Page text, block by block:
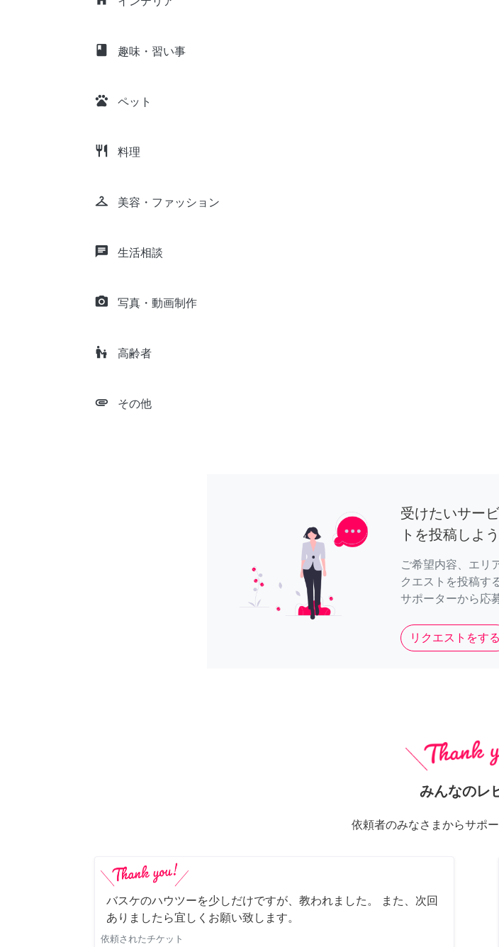
class 趣味・習い事
pets ペット
restaurant 料理
checkroom 美容・ファッション
chat 生活相談
camera_alt 写真・動画制作
escalator_warning 高齢者
attachment その他
受けたいサー
トを投稿しよう
ご希望内容、エリ
クエストを投稿す
サポーターから応
リクエストをする
みんなのレ
依頼者のみなさまからサポ
バスケのハウツーを少しだけですが、教われました。 また、次回
ありましたら宜しくお願い致します。
依頼されたチケット